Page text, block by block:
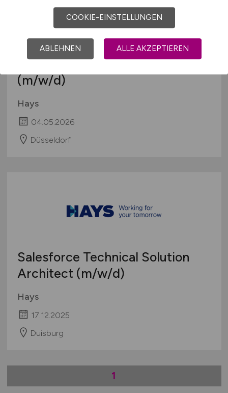
Sales & Marketing Manager
(m/w/d)
Hays
04.05.2026
Düsseldorf
Salesforce Technical Solution
Architect (m/w/d)
Hays
17.12.2025
Duisburg
1
COOKIE-EINSTELLUNGEN
ABLEHNEN ALLE AKZEPTIEREN